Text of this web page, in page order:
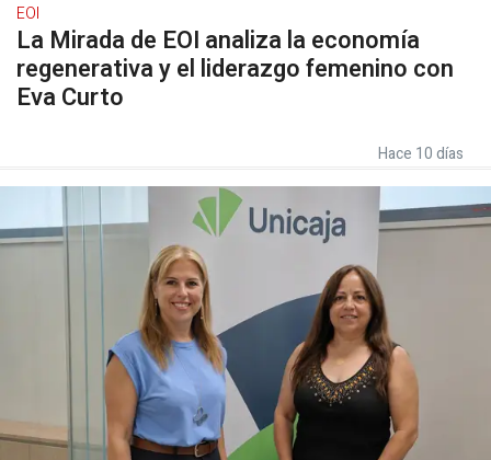
EOI
La Mirada de EOI analiza la economía
regenerativa y el liderazgo femenino con
Eva Curto
Hace 10 días